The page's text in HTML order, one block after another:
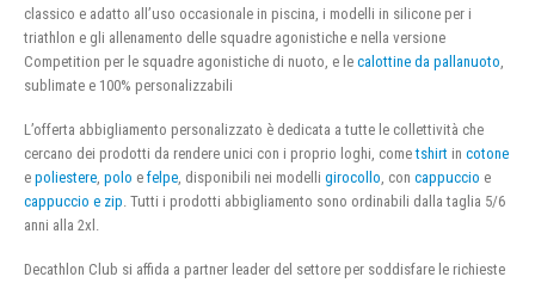
classico e adatto all’uso occasionale in piscina, i modelli in silicone per i
triathlon e gli allenamento delle squadre agonistiche e nella versione
Competition per le squadre agonistiche di nuoto, e le calottine da pallanuoto
sublimate e 100% personalizzabili
L’offerta abbigliamento personalizzato è dedicata a tutte le collettività che
cercano dei prodotti da rendere unici con i proprio loghi, cometshirt in cotone
e poliestere polo e felpe , disponibili nei modelli girocollo , con cappuccio e
cappuccio e zip . Tutti i prodotti abbigliamento sono ordinabili dalla taglia 5/6
anni alla 2xl.
Decathlon Club si affida a partner leader del settore per soddisfare le richieste